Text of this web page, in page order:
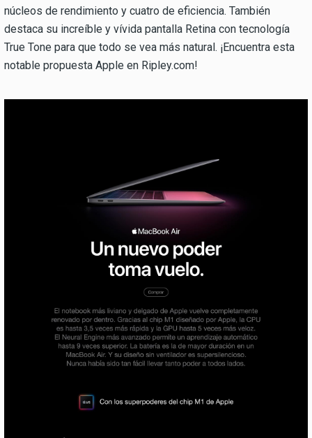
núcleos de rendimiento y cuatro de eficiencia. También
destaca su increíble y vívida pantalla Retina con tecnología
True Tone para que todo se vea más natural. ¡Encuentra esta
notable propuesta Apple en Ripley.com!